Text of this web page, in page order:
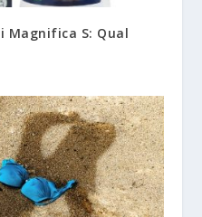
Magnifica S: Qual